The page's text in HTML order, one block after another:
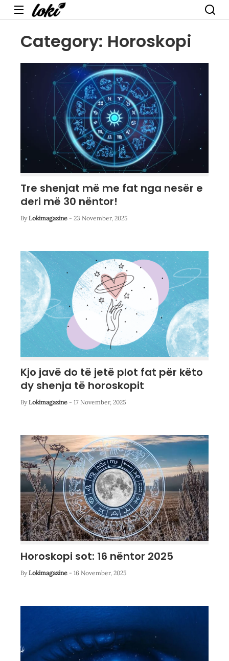
Menu
Category: Horoskopi
Tre shenjat më me fat nga nesër e
deri më 30 nëntor!
By Lokimagazine - 23 November, 2025
Kjo javë do të jetë plot fat për këto
dy shenja të horoskopit
By Lokimagazine - 17 November, 2025
Horoskopi sot: 16 nëntor 2025
By Lokimagazine - 16 November, 2025